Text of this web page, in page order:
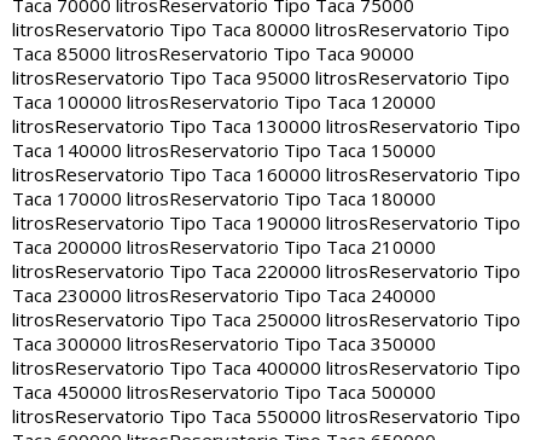
Taca 70000 litros Reservatorio Tipo Taca 75000
litrosReservatorio Tipo Taca 80000 litrosReservatorio Tipo
Taca 85000 litrosReservatorio Tipo Taca 90000
litrosReservatorio Tipo Taca 95000 litrosReservatorio Tipo
Taca 100000 litrosReservatorio Tipo Taca 120000
litrosReservatorio Tipo Taca 130000 litrosReservatorio Tipo
Taca 140000 litrosReservatorio Tipo Taca 150000
litrosReservatorio Tipo Taca 160000 litrosReservatorio Tipo
Taca 170000 litrosReservatorio Tipo Taca 180000
litrosReservatorio Tipo Taca 190000 litrosReservatorio Tipo
Taca 200000 litrosReservatorio Tipo Taca 210000
litrosReservatorio Tipo Taca 220000 litrosReservatorio Tipo
Taca 230000 litrosReservatorio Tipo Taca 240000
litrosReservatorio Tipo Taca 250000 litrosReservatorio Tipo
Taca 300000 litrosReservatorio Tipo Taca 350000
litrosReservatorio Tipo Taca 400000 litrosReservatorio Tipo
Taca 450000 litrosReservatorio Tipo Taca 500000
litrosReservatorio Tipo Taca 550000 litrosReservatorio Tipo